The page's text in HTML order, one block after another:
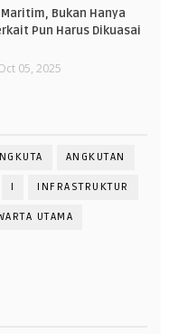
Bukan Hanya
Pun Harus Dikuasai
05, 2025
ANGKUTAN
I INFRASTRUKTUR
UTAMA